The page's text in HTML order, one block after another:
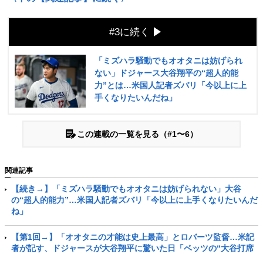
#3に続く
「ミズハラ騒動でもオオタニは妨げられ
ない」ドジャース大谷翔平の“超人的能
力”とは…米国人記者ズバリ「今以上に上
手くなりたいんだね」
この連載の一覧を見る（#1〜6）
関連記事
【続き→】「ミズハラ騒動でもオオタニは妨げられない」大谷
の“超人的能力”…米国人記者ズバリ「今以上に上手くなりたいんだ
ね」
【第1回→】「オオタニの才能は史上最高」とロバーツ監督…米記
者が記す、ドジャースが大谷翔平に驚いた日「ベッツの“大谷打席